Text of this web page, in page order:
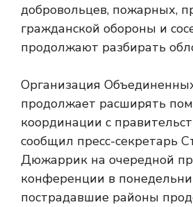
добровольцев, пожарных,
гражданской обороны и
продолжают разбирать
Организация
продолжает расширять
координации с
сообщил пресс-секретарь
Дюжаррик на очередной
конференции в
пострадавшие районы